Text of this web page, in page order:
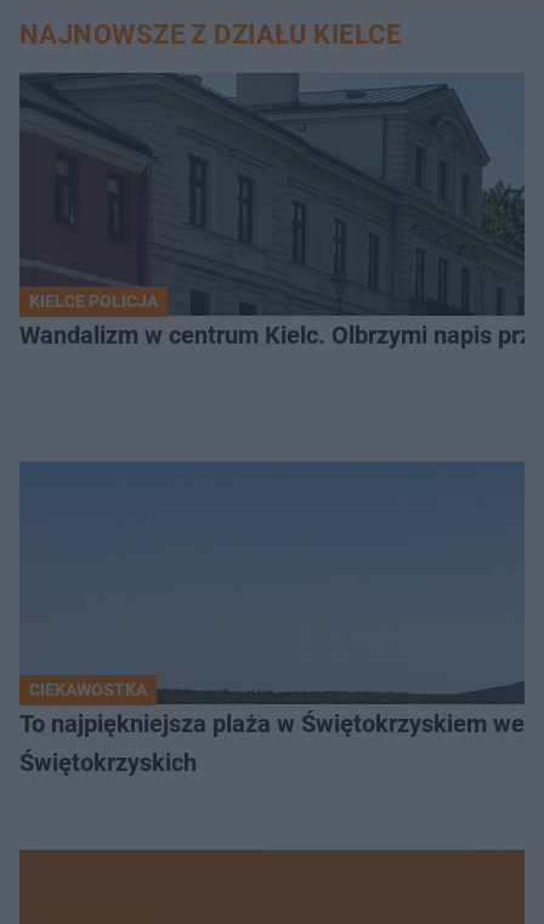
NAJNOWSZE Z DZIAŁU KIELCE
KIELCE POLICJA
Wandalizm w centrum Kielc. Olbrzymi napis
CIEKAWOSTKA
To najpiękniejsza plaża w Świętokrzyskiem
Świętokrzyskich